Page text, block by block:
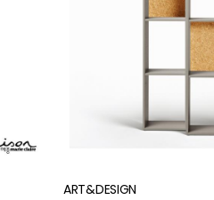
모두의
ART&DESIGN